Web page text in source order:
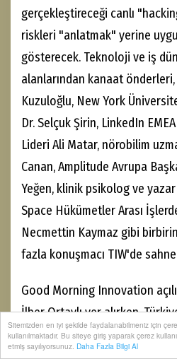
Sitemizden en iyi şekilde faydalanabilmeniz için
kullanılmaktadır. Bu siteye giriş yaparak çerez
etmiş sayılıyorsunuz. Daha Fazla Bilgi Al
gerçekleştireceği canlı
riskleri "anlatmak" yerine
gösterecek. Teknoloji ve iş
alanlarından kanaat
Kuzuloğlu, New York
Dr. Selçuk Şirin, LinkedIn
Lideri Ali Matar, nörobilim
Canan, Amplitude Avrupa
Yeğen, klinik psikolog ve
Space Hükümetler Arası
Necmettin Kaymaz gibi
fazla konuşmacı TIW'de
Good Morning Innovation
İlber Ortaylı yer alırken,
dijital karakteri Inno, 7 yıl